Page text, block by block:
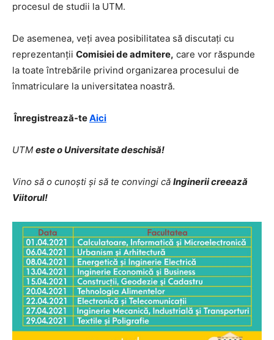
procesul de studii la UTM.
De asemenea, veţi avea posibilitatea să discutați cu
reprezentanții Comisiei de admitere, care vor răspunde
la toate întrebările privind organizarea procesului de
înmatriculare la universitatea noastră.
Înregistrează-teAici
UTM este o Universitate deschisă!
Vino să o cunoști și să te convingi că Inginerii creează
Viitorul!